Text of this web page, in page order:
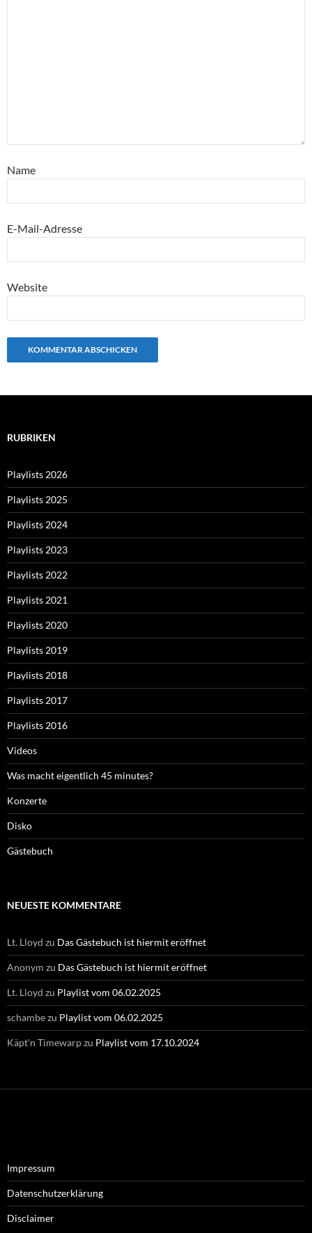
Name
E-Mail-Adresse
Website
RUBRIKEN
Playlists 2026
Playlists 2025
Playlists 2024
Playlists 2023
Playlists 2022
Playlists 2021
Playlists 2020
Playlists 2019
Playlists 2018
Playlists 2017
Playlists 2016
Videos
Was macht eigentlich 45 minutes?
Konzerte
Disko
Gästebuch
NEUESTE KOMMENTARE
Lt. Lloyd zu Das Gästebuch ist hiermit eröffnet
Anonym zu Das Gästebuch ist hiermit eröffnet
Lt. Lloyd zu Playlist vom 06.02.2025
schambezu Playlist vom 06.02.2025
Käpt'n Timewarpzu Playlist vom 17.10.2024
Impressum
Datenschutzerklärung
Disclaimer